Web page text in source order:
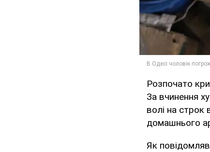
Розпочато
За вчинення
волі на строк
домашнього
Як повідомляв